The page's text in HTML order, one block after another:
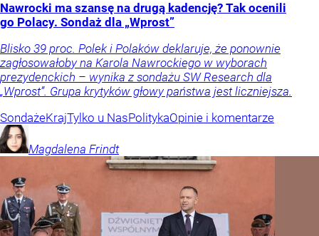
Nawrocki ma szansę na drugą kadencję? Tak ocenili
go Polacy. Sondaż dla „Wprost”
Blisko 39 proc. Polek i Polaków deklaruje, że ponownie
zagłosowałoby na Karola Nawrockiego w wyborach
prezydenckich – wynika z sondażu SW Research dla
„Wprost”. Grupa krytyków głowy państwa jest liczniejsza.
SondażeKrajTylko u NasPolitykaOpinie i komentarze
Magdalena Frindt